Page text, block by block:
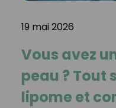
19 mai 2026
Vous avez
peau ? Tout
lipome et